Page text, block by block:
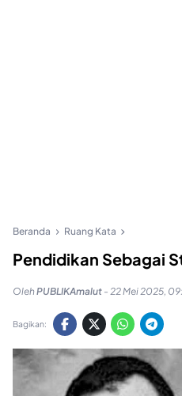
Beranda Ruang Kata
Pendidikan Sebagai
OlehPUBLIKAmalut - 22 Mei 2025,
Bagikan: